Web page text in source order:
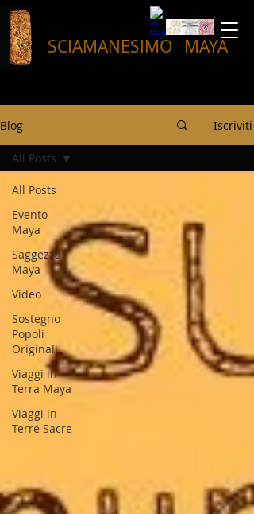
SCIAMANESIMO MAYA
Blog Iscriviti
All Posts
Evento
Maya
Saggezza
Maya
Video
Sostegno
Popoli
Originali
Viaggi in
Terra Maya
Viaggi in
Terre Sacre
All Posts